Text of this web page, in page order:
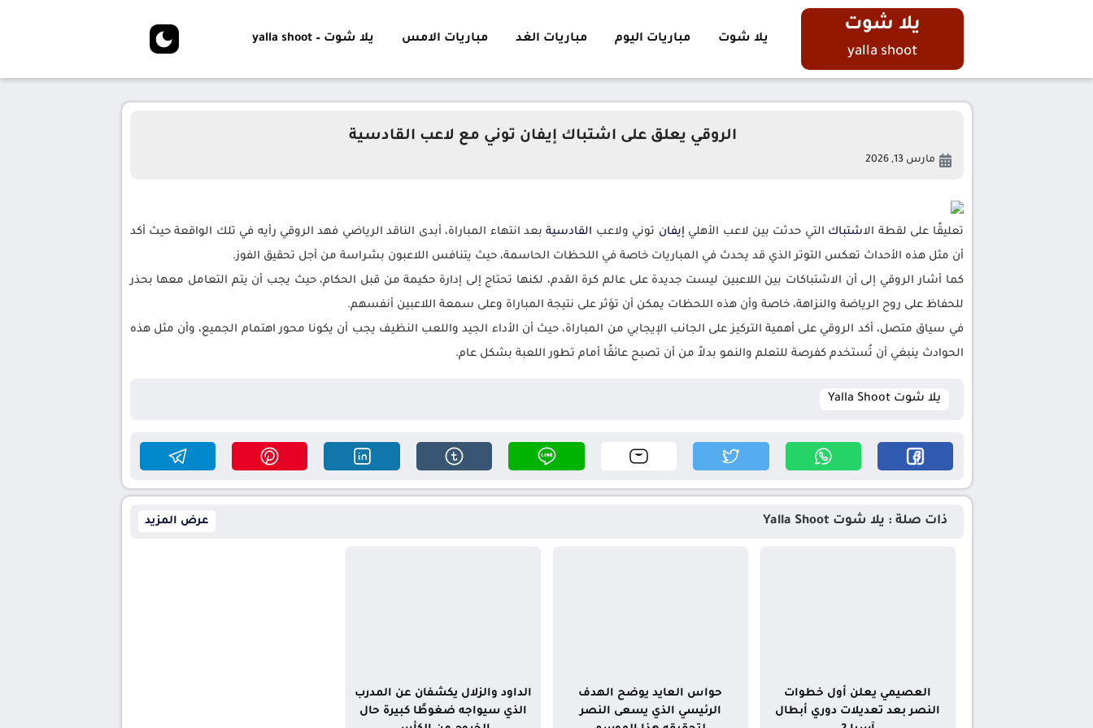
يلا شوت
yalla shoot
يلا شوت مباريات اليوم مباريات الغد مباريات الامس يلا شوت – yalla shoot
الروقي يعلق على اشتباك إيفان توني مع لاعب القادسية
مارس 13, 2026
تعليقًا على لقطة الاشتباك التي حدثت بين لاعب الأهلي إيفان توني ولاعب القادسيةبعد انتهاء المباراة، أبدى الناقد الرياضي فهد الروقي رأيه في تلك الواقعة حيث أكد
أن مثل هذه الأحداث تعكس التوتر الذي قد يحدث في المباريات خاصة في اللحظات الحاسمة، حيث يتنافس اللاعبون بشراسة من أجل تحقيق الفوز.
كما أشار الروقي إلى أن الاشتباكات بين اللاعبين ليست جديدة على عالم كرة القدم، لكنها تحتاج إلى إدارة حكيمة من قبل الحكام، حيث يجب أن يتم التعامل معها بحذر
للحفاظ على روح الرياضة والنزاهة، خاصة وأن هذه اللحظات يمكن أن تؤثر على نتيجة المباراة وعلى سمعة اللاعبين أنفسهم.
في سياق متصل، أكد الروقي على أهمية التركيز على الجانب الإيجابي من المباراة، حيث أن الأداء الجيد واللعب النظيف يجب أن يكونا محور اهتمام الجميع، وأن مثل هذه
الحوادث ينبغي أن تُستخدم كفرصة للتعلم والنمو بدلاً من أن تصبح عائقًا أمام تطور اللعبة بشكل عام.
يلا شوت Yalla Shoot
ذات صلة : يلا شوت Yalla Shoot عرض المزيد
العصيمي يعلن أول خطوات
النصر بعد تعديلات دوري أبطال
حواس العايد يوضح الهدف
الرئيسي الذي يسعى النصر
الداود والزلال يكشفان عن المدرب
الذي سيواجه ضغوطًا كبيرة حال